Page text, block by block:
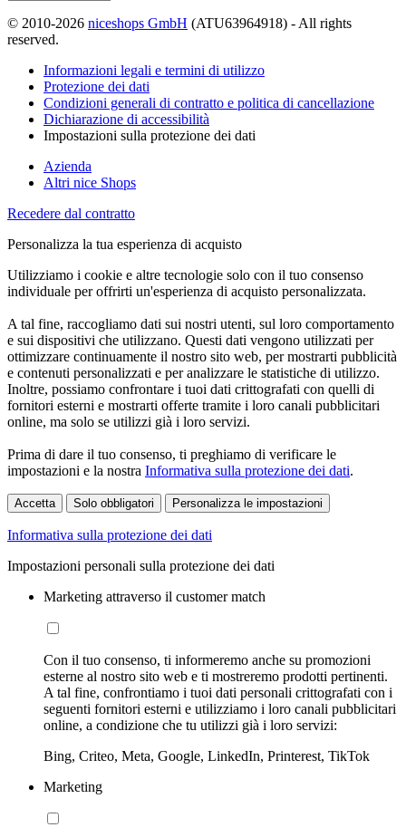
© 2010-2026 niceshops GmbH (ATU63964918) - All rights
reserved.
Informazioni legali e termini di utilizzo
Protezione dei dati
Condizioni generali di contratto e politica di cancellazione
Dichiarazione di accessibilità
Impostazioni sulla protezione dei dati
Azienda
Altri nice Shops
Recedere dal contratto
Personalizza la tua esperienza di acquisto
Utilizziamo i cookie e altre tecnologie solo con il tuo consenso
individuale per offrirti un'esperienza di acquisto personalizzata.
A tal fine, raccogliamo dati sui nostri utenti, sul loro comportamento
e sui dispositivi che utilizzano. Questi dati vengono utilizzati per
ottimizzare continuamente il nostro sito web, per mostrarti pubblicità
e contenuti personalizzati e per analizzare le statistiche di utilizzo.
Inoltre, possiamo confrontare i tuoi dati crittografati con quelli di
fornitori esterni e mostrarti offerte tramite i loro canali pubblicitari
online, ma solo se utilizzi già i loro servizi.
Prima di dare il tuo consenso, ti preghiamo di verificare le
impostazioni e la nostra Informativa sulla protezione dei dati.
Accetta Solo obbligatori Personalizza le impostazioni
Informativa sulla protezione dei dati
Impostazioni personali sulla protezione dei dati
Marketing attraverso il customer match
Con il tuo consenso, ti informeremo anche su promozioni
esterne al nostro sito web e ti mostreremo prodotti pertinenti.
A tal fine, confrontiamo i tuoi dati personali crittografati con i
seguenti fornitori esterni e utilizziamo i loro canali pubblicitari
online, a condizione che tu utilizzi già i loro servizi:
Bing, Criteo, Meta, Google, LinkedIn, Printerest, TikTok
Marketing